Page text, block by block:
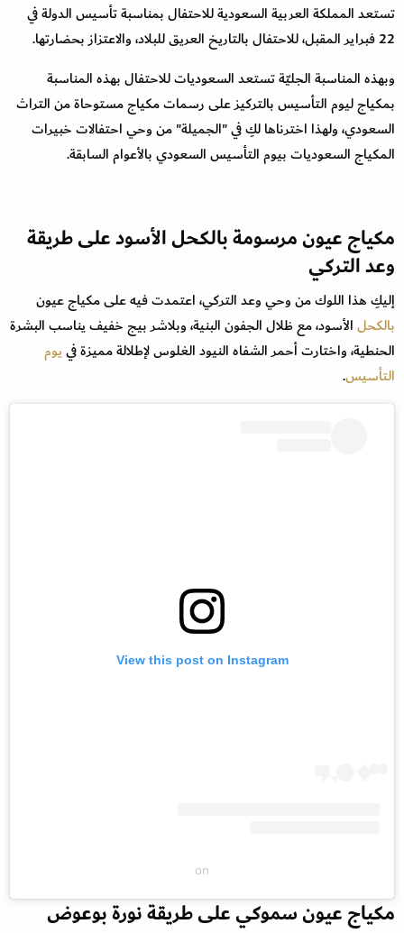
تستعد المملكة العربية السعودية للاحتفال بمناسبة تأسيس الدولة في
22 فبراير المقبل، للاحتفال بالتاريخ العريق للبلاد، والاعتزاز بحضارتها.
وبهذه المناسبة الجليّة تستعد السعوديات للاحتفال بهذه المناسبة
بمكياج ليوم التأسيس بالتركيز على رسمات مكياج مستوحاة من التراث
السعودي، ولهذا اخترناها لكِ في "الجميلة" من وحي احتفالات خبيرات
المكياج السعوديات بيوم التأسيس السعودي بالأعوام السابقة.
مكياج عيون مرسومة بالكحل الأسود على طريقة
وعد التركي
إليكِ هذا اللوك من وحي وعد التركي، اعتمدت فيه على مكياج عيون
بالكحلالأسود، مع ظلال الجفون البنية، وبلاشر بيج خفيف يناسب البشرة
الحنطية، واختارت أحمر الشفاه النيود الغلوس لإطلالة مميزة فييوم
التأسيس.
View this post on Instagram
on
مكياج عيون سموكي على طريقة نورة بوعوض